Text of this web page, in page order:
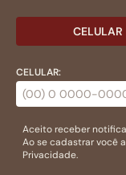
CELULAR
CELULAR:
Aceito receber
Ao se cadastrar você
Privacidade.